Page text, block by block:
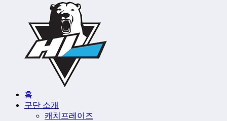
홈
구단 소개
캐치프레이즈